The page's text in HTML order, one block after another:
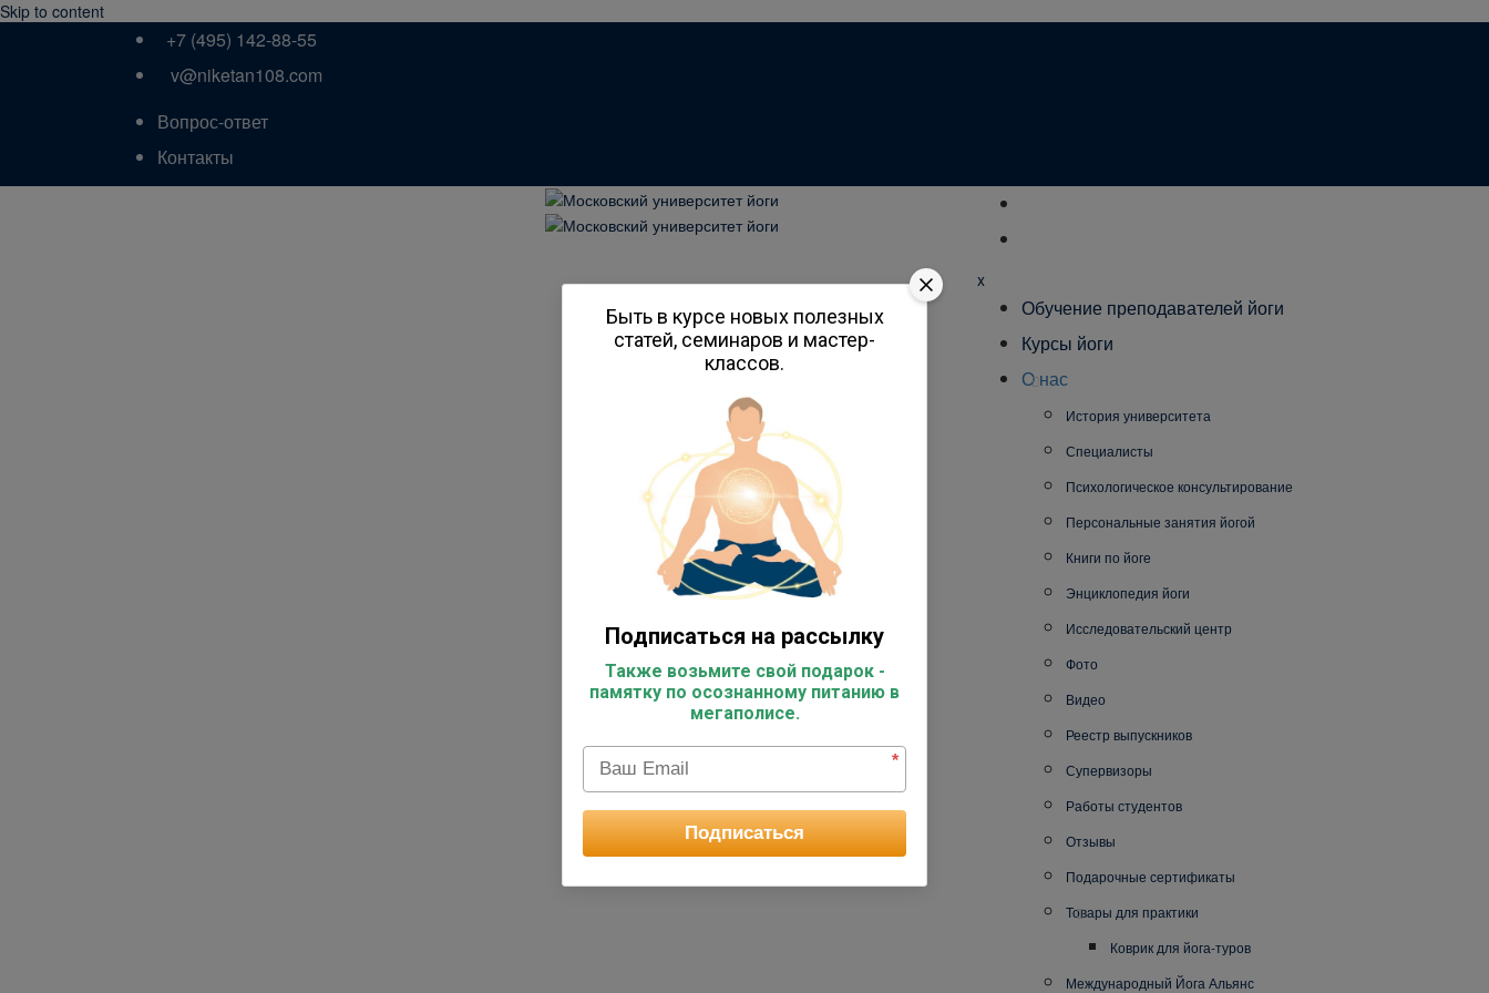
Skip to content
+7 (495) 142-88-55
v@niketan108.com
Вопрос-ответ
Контакты
x
Обучение преподавателей йоги
Курсы йоги
О нас
История университета
Специалисты
Психологическое консультирование
Персональные занятия йогой
Книги по йоге
Энциклопедия йоги
Исследовательский центр
Фото
Видео
Реестр выпускников
Супервизоры
Работы студентов
Отзывы
Подарочные сертификаты
Товары для практики
Коврик для йога-туров
Международный Йога Альянс
Быть в курсе новых полезных
статей, семинаров и мастер-
классов.
Подписаться на рассылку
Также возьмите свой подарок -
памятку по осознанному питанию в
мегаполисе.
*
Подписаться